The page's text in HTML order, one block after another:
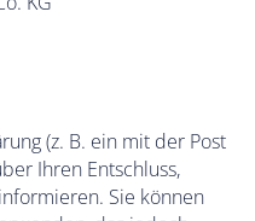
(z. B. ein mit der Post
Ihren Entschluss,
Sie können